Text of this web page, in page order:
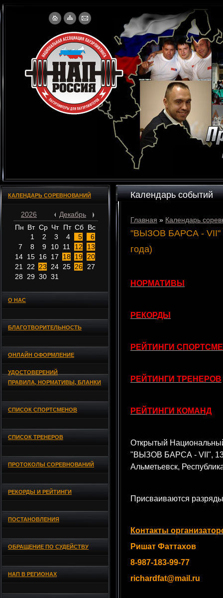
КАЛЕНДАРЬ СОРЕВНОВАНИЙ
2026
Декабрь
Пн Вт Ср Чт Пт Сб Вс
1
2 3 4 5
6
7
8 9 10 11 12
13
14 15 16 17 18 19
20
21
22 23 24 25 26
27
28
29 30 31
О НАС
БЛАГОТВОРИТЕЛЬНОСТЬ
ОНЛАЙН ОФОРМЛЕНИЕ
УДОСТОВЕРЕНИЙ
ПРАВИЛА, НОРМАТИВЫ, БЛАНКИ
СПИСОК СПОРТСМЕНОВ
СПИСОК ТРЕНЕРОВ
ПРОТОКОЛЫ СОРЕВНОВАНИЙ
РЕКОРДЫ И РЕЙТИНГИ
ПОСТАНОВЛЕНИЯ
ОБРАЩЕНИЕ ПО СУДЕЙСТВУ
НАП В РЕГИОНАХ
Календарь событий
Главная » Календарь
"ВЫЗОВ БАРСА - VII"
года)
НОРМАТИВЫ
РЕКОРДЫ
РЕЙТИНГИ
РЕЙТИНГИ ТРЕНЕРОВ
РЕЙТИНГИ КОМАНД
Открытый
"ВЫЗОВ БАРСА - VII", 13-
Альметьевск,
Присваиваются
Контакты
Ришат Фаттахов
8-987-183-99-77
richardfat@mail.ru